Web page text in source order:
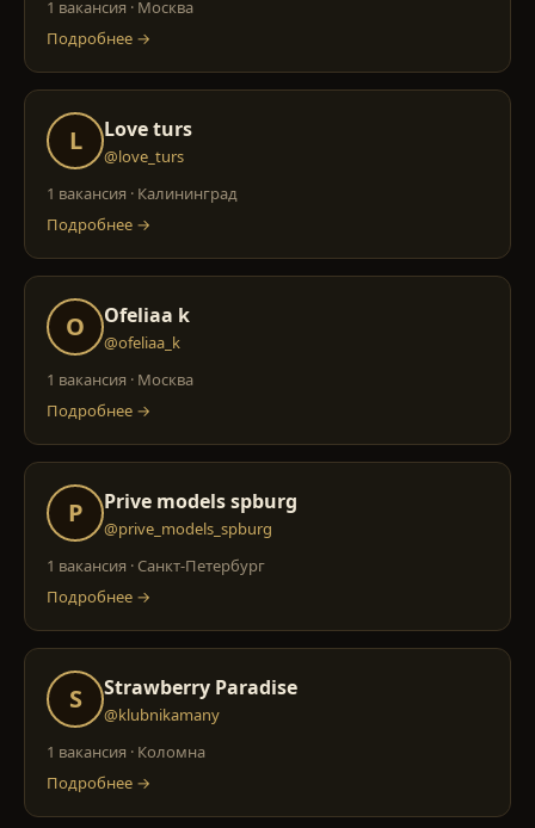
1 вакансия · Москва
Подробнее →
L Love turs
@love_turs
1 вакансия · Калининград
Подробнее →
O Ofeliaa k
@ofeliaa_k
1 вакансия · Москва
Подробнее →
P Prive models spburg
@prive_models_spburg
1 вакансия · Санкт-Петербург
Подробнее →
S Strawberry Paradise
@klubnikamany
1 вакансия · Коломна
Подробнее →